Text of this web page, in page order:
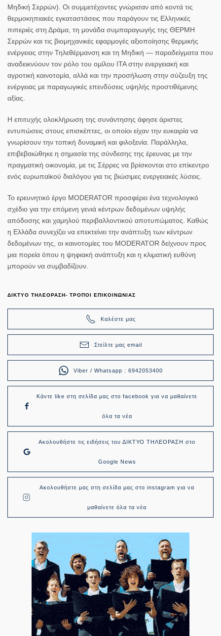
Μηδική Σερρών). Οι συμμετέχοντες γνώρισαν από κοντά τις
θερμοκηπιακές εγκαταστάσεις που παράγουν τις Ελληνικές
πιπεριές στη Δράμα, τη μονάδα συμπαραγωγής της ΘΕΡΜΗ
Σερρών και τις βιομηχανικές εφαρμογές αξιοποίησης θερμικής
ενέργειας στην Τηλεθέρμανση και τη Μηδική — παραδείγματα που
αναδεικνύουν τον ρόλο του ομίλου ΙΤΑ στην ενεργειακή και
αγροτική καινοτομία, αλλά και την προσήλωση στην σύζευξη της
ενέργειας με παραγωγικές επενδύσεις υψηλής προστιθέμενης
αξίας.
Η επιτυχής ολοκλήρωση της συνάντησης άφησε άριστες
εντυπώσεις στους επισκέπτες, οι οποίοι είχαν την ευκαιρία να
γνωρίσουν την τοπική δυναμική και φιλοξενία. Παράλληλα,
επιβεβαιώθηκε η σημασία της σύνδεσης της έρευνας με την
πραγματική οικονομία, με τις Σέρρες να βρίσκονται στο επίκεντρο
ενός ευρωπαϊκού διαλόγου για τις βιώσιμες ενεργειακές λύσεις.
Το ερευνητικό έργο MODERATOR προσφέρει ένα τεχνολογικό
σχέδιο για την επόμενη γενιά κέντρων δεδομένων υψηλής
απόδοσης και χαμηλού περιβαλλοντικού αποτυπώματος. Καθώς
η Ελλάδα συνεχίζει να επεκτείνει την ανάπτυξη των κέντρων
δεδομένων της, οι καινοτομίες του MODERATOR δείχνουν προς
μια πορεία όπου η ψηφιακή ανάπτυξη και η κλιματική ευθύνη
μπορούν να συμβαδίζουν.
ΔΙΚΤΥΟ ΤΗΛΕΟΡΑΣΗ- ΤΡΟΠΟΙ ΕΠΙΚΟΙΝΩΝΙΑΣ
Καλέστε μας
Στείλτε μας email
Viber / Whatsapp : 6942053400
Κάντε like στη σελίδα μας στο facebook για να μαθαίνετε
όλα τα νέα
Ακολουθήστε τις ειδήσεις του ΔΙΚΤΥΟ ΤΗΛΕΟΡΑΣΗ στο
Google News
Ακολουθήστε μας στη σελίδα μας στο instagram για να
μαθαίνετε όλα τα νέα